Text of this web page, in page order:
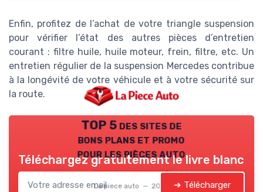
Enfin, profitez de l’achat de votre triangle suspension
pour vérifier l’état des autres pièces d’entretien
courant : filtre huile, huile moteur, frein, filtre, etc. Un
entretien régulier de la suspension Mercedes contribue
à la longévité de votre véhicule et à votre sécurité sur
la route.
TOP 5 des sites de
bons plans et promo
pour les pièces auto
La piece auto — 2026
Téléchargez gratuitement le livre blanc
➔ Télécharger